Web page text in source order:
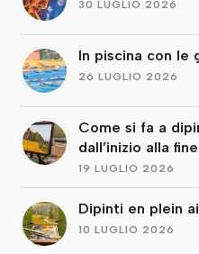
30 LUGLIO 2026
In piscina con le
26 LUGLIO 2026
Come si fa a
dall’inizio alla fine
19 LUGLIO 2026
Dipinti en plein
10 LUGLIO 2026